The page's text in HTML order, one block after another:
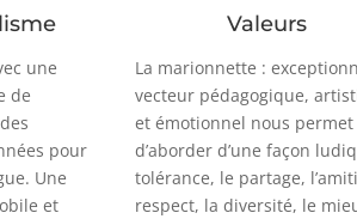
une
de
pour
Une
et
Valeurs
La marionnette :
vecteur pédagogique,
et émotionnel nous permet
d’aborder d’une façon
tolérance, le partage,
respect, la diversité, le